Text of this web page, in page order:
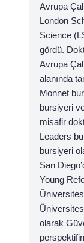
Avrupa
London
Science
gördü.
Avrupa
alanında
Monnet
bursiyeri
misafir
Leaders
bursiyeri
San
Young
olarak